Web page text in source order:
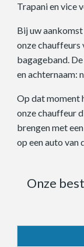
Trapani en vice
Bij uw
onze chauffeurs
bagageband.
en achternaam:
Op dat moment
onze chauffeur
brengen met
op een auto van
Onze